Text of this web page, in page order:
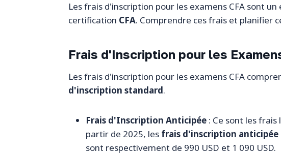
Les frais d'inscription pour les examens CFA sont
certification CFA. Comprendre ces frais et planifier
Frais d'Inscription pour les
Les frais d'inscription pour les examens CFA
d'inscription standard.
Frais d'Inscription Anticipée : Ce sont les
partir de 2025, les frais d'inscription anticipée
sont respectivement de 990 USD et 1 090 USD.